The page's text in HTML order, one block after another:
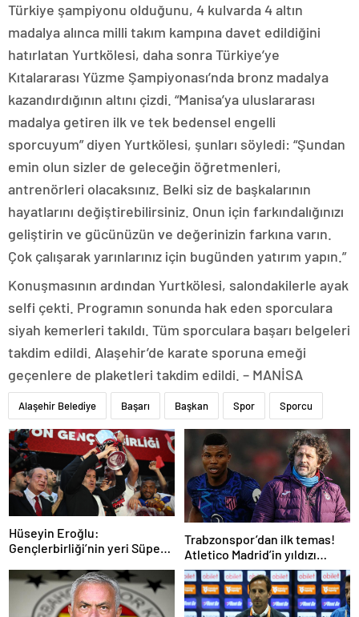
Türkiye şampiyonu olduğunu, 4 kulvarda 4 altın
madalya alınca milli takım kampına davet edildiğini
hatırlatan Yurtkölesi, daha sonra Türkiye’ye
Kıtalararası Yüzme Şampiyonası’nda bronz madalya
kazandırdığının altını çizdi. “Manisa’ya uluslararası
madalya getiren ilk ve tek bedensel engelli
sporcuyum” diyen Yurtkölesi, şunları söyledi: “Şundan
emin olun sizler de geleceğin öğretmenleri,
antrenörleri olacaksınız. Belki siz de başkalarının
hayatlarını değiştirebilirsiniz. Onun için farkındalığınızı
geliştirin ve gücünüzün ve değerinizin farkına varın.
Çok çalışarak yarınlarınız için bugünden yatırım yapın.”
Konuşmasının ardından Yurtkölesi, salondakilerle ayak
selfi çekti. Programın sonunda hak eden sporculara
siyah kemerleri takıldı. Tüm sporculara başarı belgeleri
takdim edildi. Alaşehir’de karate sporuna emeği
geçenlere de plaketleri takdim edildi. – MANİSA
Alaşehir Belediye Başarı Başkan Spor Sporcu
Hüseyin Eroğlu:
Gençlerbirliği’nin yeri Süper
Trabzonspor’dan ilk temas!
Atletico Madrid’in yıldızı
gündemde